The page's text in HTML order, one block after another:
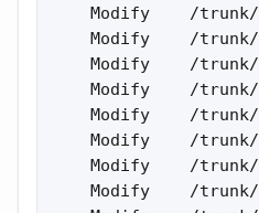
Modify    /
Modify    /
Modify    /
Modify    /
Modify    /
Modify    /
Modify    /
Modify    /